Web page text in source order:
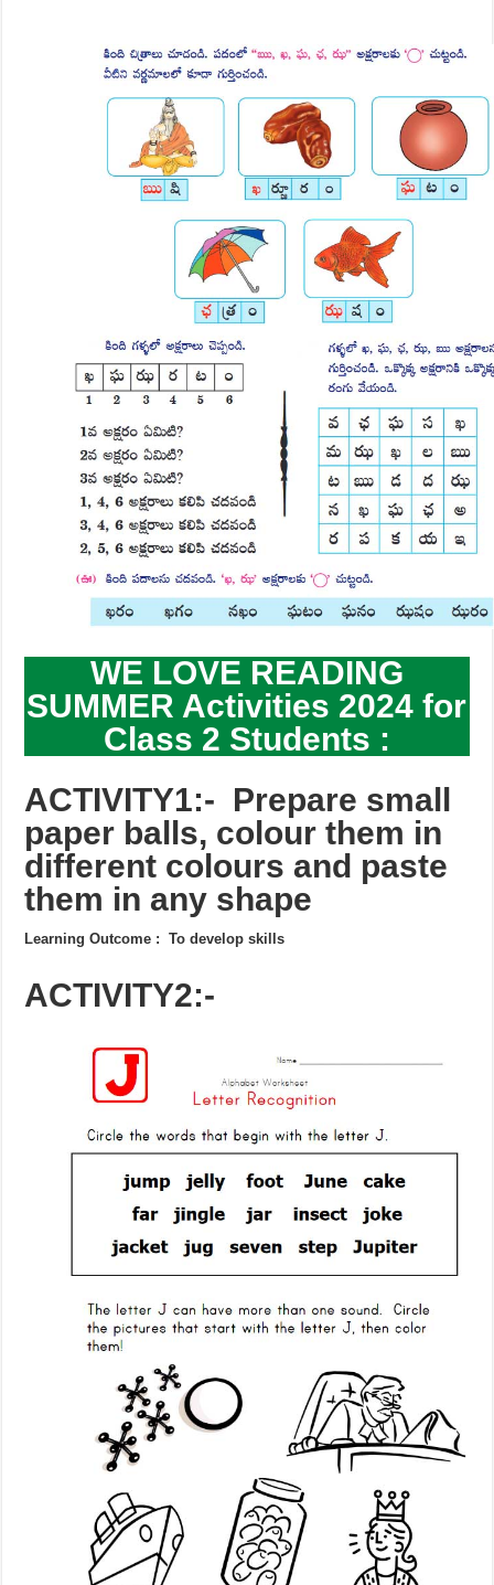
WE LOVE READING
SUMMER Activities 2024 for
Class 2 Students :
ACTIVITY1:- Prepare small
paper balls, colour them in
different colours and paste
them in any shape
Learning Outcome : To develop skills
ACTIVITY2:-